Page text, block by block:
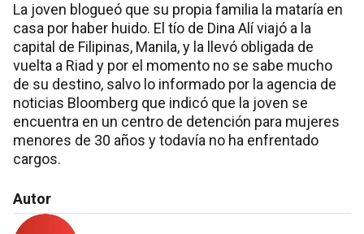
La joven blogueó que su propia familia la mataría en
casa por haber huido. El tío de Dina Alí viajó a la
capital de Filipinas, Manila, y la llevó obligada de
vuelta a Riad y por el momento no se sabe mucho
de su destino, salvo lo informado por la agencia de
noticias Bloomberg que indicó que la joven se
encuentra en un centro de detención para mujeres
menores de 30 años y todavía no ha enfrentado
cargos.
Autor